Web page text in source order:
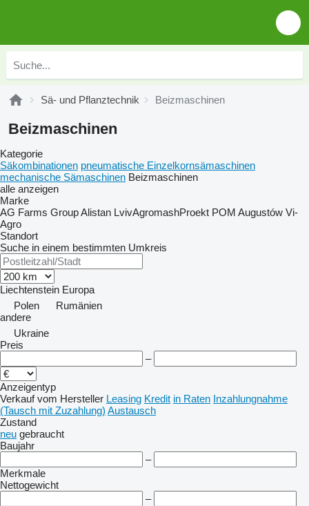
Sä- und Pflanztechnik Beizmaschinen
Beizmaschinen
Kategorie
Säkombinationen pneumatische Einzelkornsämaschinen
mechanische Sämaschinen Beizmaschinen
alle anzeigen
Marke
AG Farms GroupAlistan LvivAgromashProekt POM Augustów Vi-
Agro
Standort
Suche in einem bestimmten Umkreis
Liechtenstein Europa
Polen
Rumänien
andere
Ukraine
Preis
–
Anzeigentyp
Verkauf vom Hersteller Leasing Kredit in Raten Inzahlungnahme
(Tausch mit Zuzahlung) Austausch
Zustand
neu gebraucht
Baujahr
–
Merkmale
Nettogewicht
–